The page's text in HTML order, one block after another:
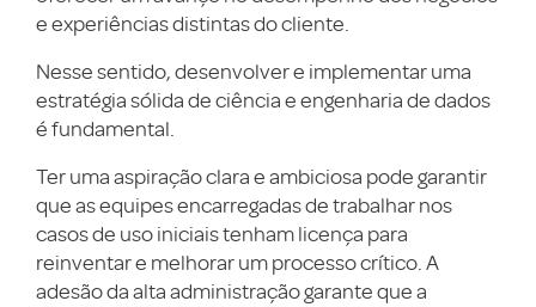
e experiências distintas do cliente.
Nesse sentido, desenvolver e implementar uma
estratégia sólida de ciência e engenharia de dados
é fundamental.
Ter uma aspiração clara e ambiciosa pode garantir
que as equipes encarregadas de trabalhar nos
casos de uso iniciais tenham licença para
reinventar e melhorar um processo crítico. A
adesão da alta administração garante que a